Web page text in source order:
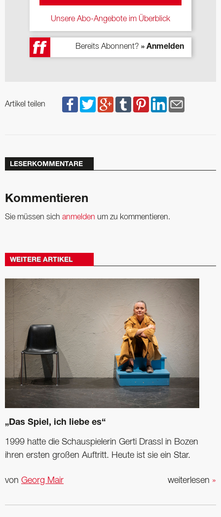
Unsere Abo-Angebote im Überblick
Bereits Abonnent? » Anmelden
Artikel teilen
LESERKOMMENTARE
Kommentieren
Sie müssen sich anmelden um zu kommentieren.
WEITERE ARTIKEL
„Das Spiel, ich liebe es“
1999 hatte die Schauspielerin Gerti Drassl in Bozen
ihren ersten großen Auftritt. Heute ist sie ein Star.
weiterlesen »
von Georg Mair